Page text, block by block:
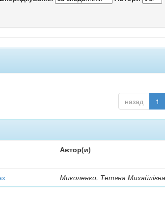
назад 1
Автор(и)
Миколенко, Тетяна Михайлівна